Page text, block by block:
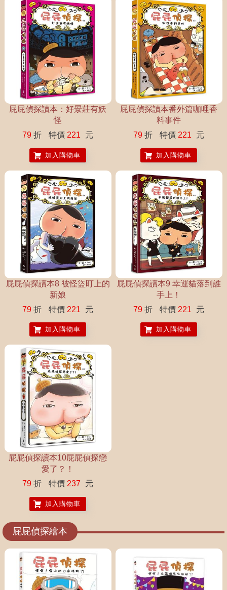
屁屁偵探讀本：好景莊有妖
怪
79 折 特價 221 元
加入購物車
屁屁偵探讀本番外篇咖哩香
料事件
79 折 特價 221 元
加入購物車
屁屁偵探讀本8 被怪盜盯上的
新娘
79 折 特價 221 元
加入購物車
屁屁偵探讀本9 幸運貓落到誰
手上！
79 折 特價 221 元
加入購物車
屁屁偵探讀本10屁屁偵探戀
愛了？！
79 折 特價 237 元
加入購物車
屁屁偵探繪本